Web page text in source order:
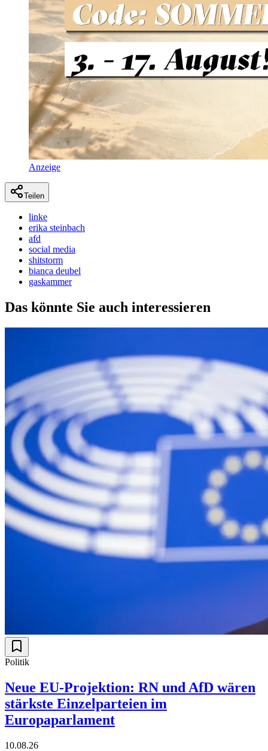
Anzeige
Teilen
linke
erika steinbach
afd
social media
shitstorm
bianca deubel
gaskammer
Das könnte Sie auch interessieren
Politik
Neue EU-Projektion: RN und AfD wären
stärkste Einzelparteien im
Europaparlament
10.08.26